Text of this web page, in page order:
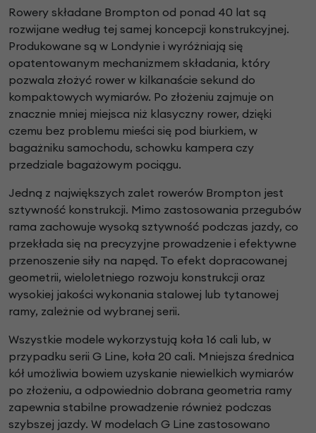
Rowery składane Brompton od ponad 40 lat są
rozwijane według tej samej koncepcji konstrukcyjnej.
Produkowane są w Londynie i wyróżniają się
opatentowanym mechanizmem składania, który
pozwala złożyć rower w kilkanaście sekund do
kompaktowych wymiarów. Po złożeniu zajmuje on
znacznie mniej miejsca niż klasyczny rower, dzięki
czemu bez problemu mieści się pod biurkiem, w
bagażniku samochodu, schowku kampera czy
przedziale bagażowym pociągu.
Jedną z największych zalet rowerów Brompton jest
sztywność konstrukcji. Mimo zastosowania przegubów
rama zachowuje wysoką sztywność podczas jazdy, co
przekłada się na precyzyjne prowadzenie i efektywne
przenoszenie siły na napęd. To efekt dopracowanej
geometrii, wieloletniego rozwoju konstrukcji oraz
wysokiej jakości wykonania stalowej lub tytanowej
ramy, zależnie od wybranej serii.
Wszystkie modele wykorzystują koła 16 cali lub, w
przypadku serii G Line, koła 20 cali. Mniejsza średnica
kół umożliwia bowiem uzyskanie niewielkich wymiarów
po złożeniu, a odpowiednio dobrana geometria ramy
zapewnia stabilne prowadzenie również podczas
szybszej jazdy. W modelach G Line zastosowano